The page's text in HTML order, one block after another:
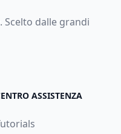
Scelto dalle grandi
ASSISTENZA